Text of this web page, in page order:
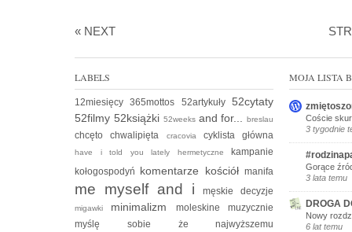
« NEXT
LABELS
12miesięcy365mottos 52artykuły52cytaty
52filmy 52książki 52weeks and for...breslau
chcętochwalipięta cracoviacyklistagłówna
have i told you lately hermetyczne kampanie
kołogospodyń komentarze kościółmanifa
me myself and imęskie decyzje
migawki minimalizm moleskinemuzycznie
myślę sobie żenajwyższemu
MOJA LISTA
Coście
3 tygodnie
Gorące
3 lata temu
DROGA
Nowy
6 lat temu